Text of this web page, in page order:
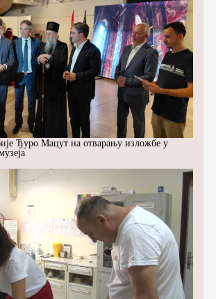
Ђуро Мацут на отварању изложбе у